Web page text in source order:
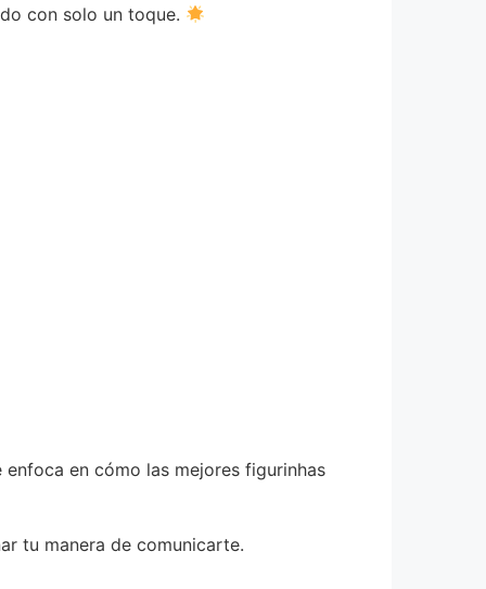
con solo un toque.
en cómo las mejores figurinhas
tu manera de comunicarte.